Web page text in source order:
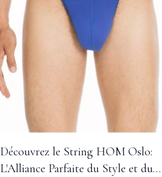
Découvrez le String HOM Oslo:
L'Alliance Parfaite du Style et du